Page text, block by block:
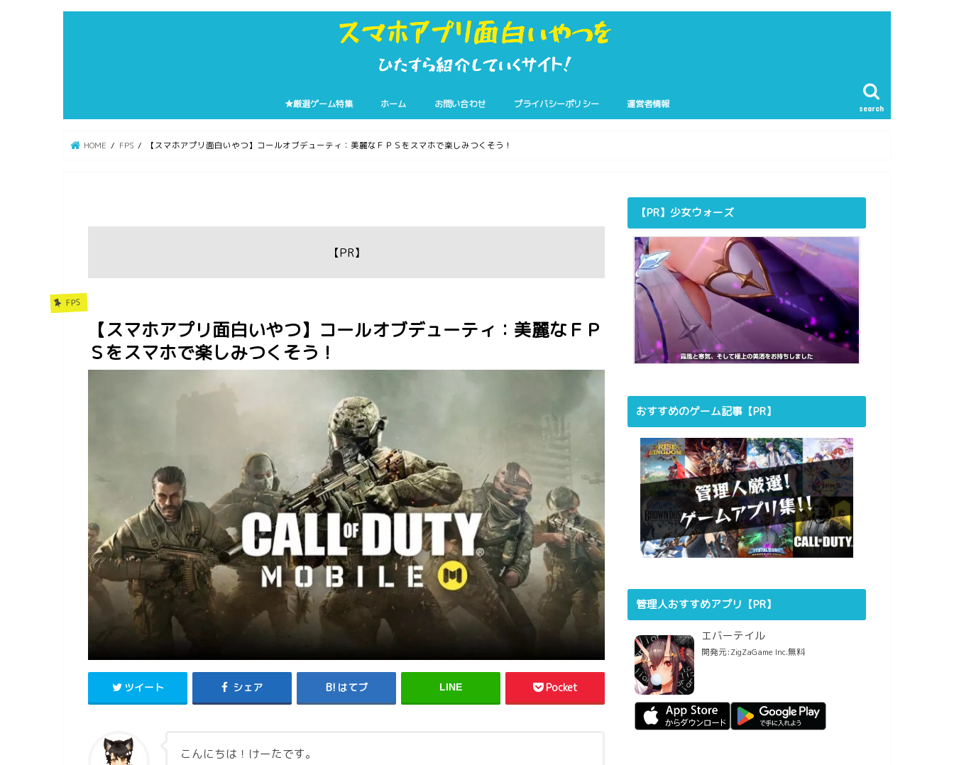
search
★厳選ゲーム特集 ホーム お問い合わせ プライバシーポリシー 運営者情報
HOME FPS 【スマホアプリ面白いやつ】コールオブデューティ：美麗なＦＰＳをスマホで楽しみつくそう！
【PR】
FPS
【スマホアプリ面白いやつ】コールオブデューティ：美麗なＦＰ
Ｓをスマホで楽しみつくそう！
ツイート シェア はてブ LINE Pocket
こんにちは！けーたです。
【PR】少女ウォーズ
おすすめのゲーム記事【PR】
管理人おすすめアプリ【PR】
エバーテイル
開発元:ZigZaGame Inc.無料